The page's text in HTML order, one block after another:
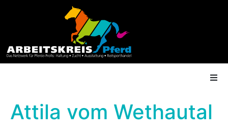
Attila vom Wethautal